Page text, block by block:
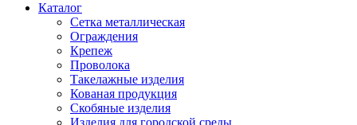
Каталог
Сетка металлическая
Ограждения
Крепеж
Проволока
Такелажные изделия
Кованая продукция
Скобяные изделия
Изделия для городской среды